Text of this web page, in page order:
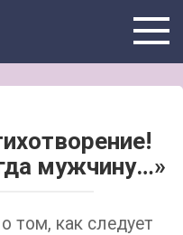
мужчину…»
том, как следует